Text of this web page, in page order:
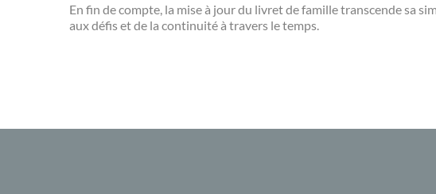
En fin de compte, la mise à jour du livret de famille transcende sa
aux défis et de la continuité à travers le temps.